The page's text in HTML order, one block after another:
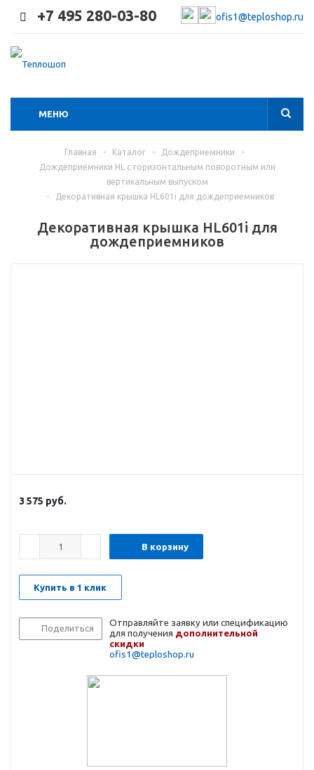
+7 495 280-03-80 ofis1@teploshop.ru
МЕНЮ
Главная - Каталог - Дождеприемники
-
Дождеприемники HL с горизонтальным поворотным или
вертикальным выпуском
-
Декоративная крышка HL601i для дождеприемников
Декоративная крышка HL601i для
дождеприемников
3 575 руб.
В корзину
Купить в 1 клик
Поделиться
Отправляйте заявку или спецификацию
для получения дополнительной
скидки
ofis1@teploshop.ru